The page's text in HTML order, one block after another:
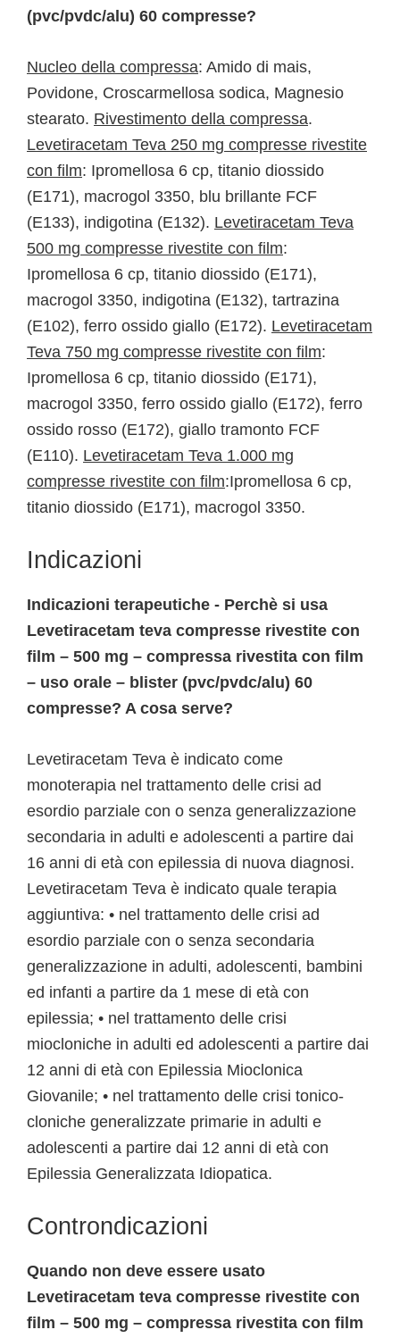
(pvc/pvdc/alu) 60 compresse?
Nucleo della compressa: Amido di mais,
Povidone, Croscarmellosa sodica, Magnesio
stearato. Rivestimento della compressa.
Levetiracetam Teva 250 mg compresse rivestite
con film: Ipromellosa 6 cp, titanio diossido
(E171), macrogol 3350, blu brillante FCF
(E133), indigotina (E132). Levetiracetam Teva
500 mg compresse rivestite con film:
Ipromellosa 6 cp, titanio diossido (E171),
macrogol 3350, indigotina (E132), tartrazina
(E102), ferro ossido giallo (E172). Levetiracetam
Teva 750 mg compresse rivestite con film:
Ipromellosa 6 cp, titanio diossido (E171),
macrogol 3350, ferro ossido giallo (E172), ferro
ossido rosso (E172), giallo tramonto FCF
(E110). Levetiracetam Teva 1.000 mg
compresse rivestite con film:Ipromellosa 6 cp,
titanio diossido (E171), macrogol 3350.
Indicazioni
Indicazioni terapeutiche - Perchè si usa
Levetiracetam teva compresse rivestite con
film – 500 mg – compressa rivestita con film
– uso orale – blister (pvc/pvdc/alu) 60
compresse? A cosa serve?
Levetiracetam Teva è indicato come
monoterapia nel trattamento delle crisi ad
esordio parziale con o senza generalizzazione
secondaria in adulti e adolescenti a partire dai
16 anni di età con epilessia di nuova diagnosi.
Levetiracetam Teva è indicato quale terapia
aggiuntiva: • nel trattamento delle crisi ad
esordio parziale con o senza secondaria
generalizzazione in adulti, adolescenti, bambini
ed infanti a partire da 1 mese di età con
epilessia; • nel trattamento delle crisi
miocloniche in adulti ed adolescenti a partire dai
12 anni di età con Epilessia Mioclonica
Giovanile; • nel trattamento delle crisi tonico-
cloniche generalizzate primarie in adulti e
adolescenti a partire dai 12 anni di età con
Epilessia Generalizzata Idiopatica.
Controndicazioni
Quando non deve essere usato
Levetiracetam teva compresse rivestite con
film – 500 mg – compressa rivestita con film